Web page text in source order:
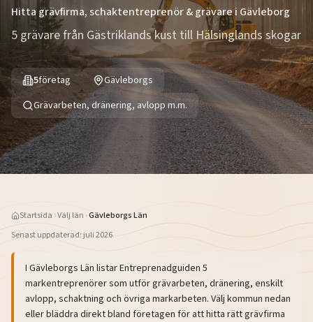
Hitta grävfirma, schaktentreprenör & grävare i Gävleborg
5 grävare från Gästriklands kust till Hälsinglands skogar
5företag
Gävleborgs
Grävarbeten, dränering, avlopp m.m.
Startsida ›Välj län ›Gävleborgs Län
Senast uppdaterad:juli 2026
I Gävleborgs Län listar Entreprenadguiden 5
markentreprenörer som utför grävarbeten, dränering, enskilt
avlopp, schaktning och övriga markarbeten. Välj kommun nedan
eller bläddra direkt bland företagen för att hitta rätt grävfirma